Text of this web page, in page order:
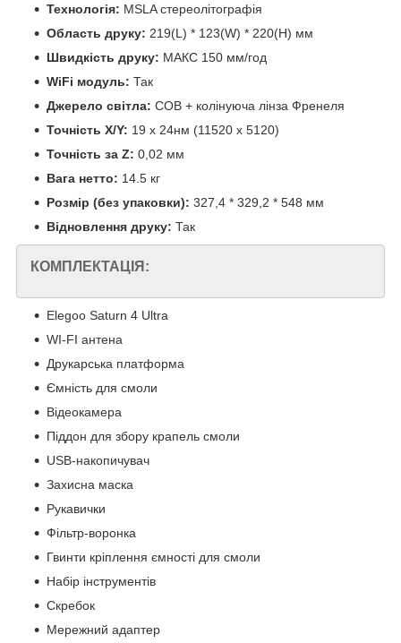
Технологія: MSLA стереолітографія
Область друку: 219(L) * 123(W) * 220(H) мм
Швидкість друку: МАКС 150 мм/год
WiFi модуль: Так
Джерело світла: COB + колінуюча лінза Френеля
Точність X/Y: 19 х 24нм (11520 х 5120)
Точність за Z: 0,02 мм
Вага нетто: 14.5 кг
Розмір (без упаковки): 327,4 * 329,2 * 548 мм
Відновлення друку: Так
КОМПЛЕКТАЦІЯ:
Elegoo Saturn 4 Ultra
WI-FI антена
Друкарська платформа
Ємність для смоли
Відеокамера
Піддон для збору крапель смоли
USB-накопичувач
Захисна маска
Рукавички
Фільтр-воронка
Гвинти кріплення ємності для смоли
Набір інструментів
Скребок
Мережний адаптер